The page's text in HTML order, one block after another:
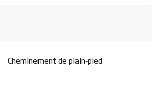
Cheminement de plain-pied